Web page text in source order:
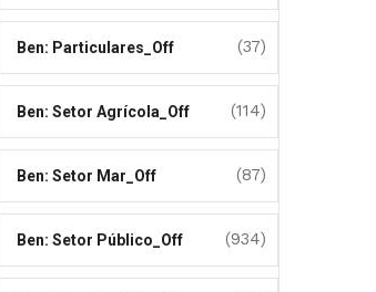
Ben: Particulares_Off (37)
Ben: Setor Agrícola_Off (114)
Ben: Setor Mar_Off (87)
Ben: Setor Público_Off (934)